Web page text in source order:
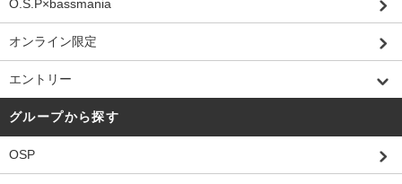
O.S.P×bassmania
オンライン限定
エントリー
グループから探す
OSP